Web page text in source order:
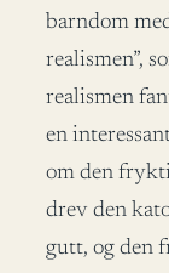
barndom
realismen”,
realismen
en
om den
drev den
gutt, og den